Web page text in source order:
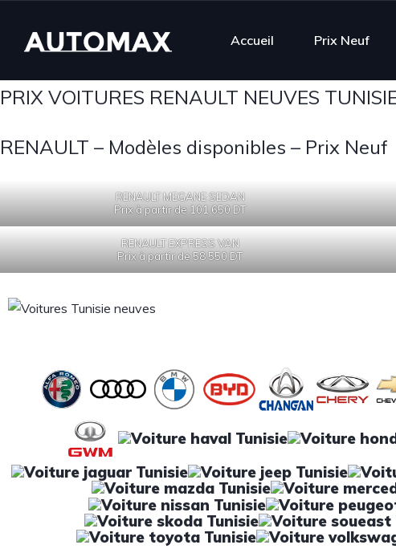
Accueil Prix Neuf
PRIX VOITURES RENAULT NEUVES
RENAULT – Modèles disponibles – Prix Neuf
RENAULT MEGANE SEDAN
Prix à partir de 101 650 DT
RENAULT EXPRESS VAN
Prix à partir de 58 550 DT